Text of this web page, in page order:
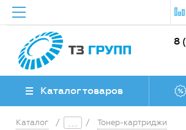
8
Каталог товаров
Каталог / / Тонер-картриджи